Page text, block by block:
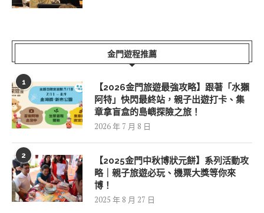
金門遊程推薦
1
【2026金門旅遊最強攻略】跟著「水獺
阿特」快閃最終站，親子出遊打卡、集
章拿盲盒的島嶼探險之旅！
2026 年 7 月 8 日
2
【2025金門中秋博狀元餅】系列活動攻
略｜親子旅遊必玩、機票大獎等你來
博！
2025 年 8 月 27 日